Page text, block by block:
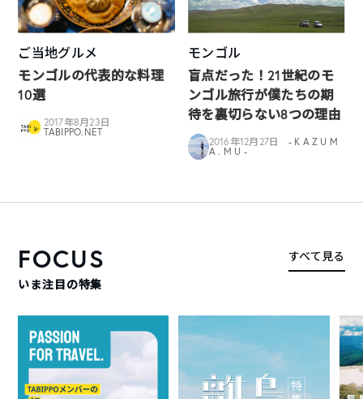
ご当地グルメ
モンゴルの代表的な料理
10選
2017年8月23日
TABIPPO.NET
モンゴル
盲点だった！21世紀のモ
ンゴル旅行が僕たちの期
待を裏切らない8つの理由
2016年12月27日
- K A Z U M
A . M U -
FOCUS
いま注目の特集
すべて見る